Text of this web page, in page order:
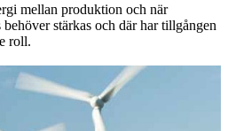
mellan produktion och när
stärkas och där har tillgången
roll.